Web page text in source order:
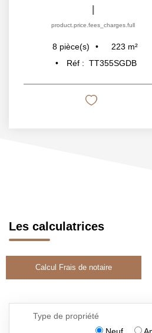
product.price.fees_charges.full
8 pièce(s) 223 m²
Réf : TT355SGDB
Les calculatrices
Calcul Frais de notaire